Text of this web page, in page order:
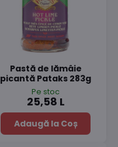
Pastă de lămâie
picantă Pataks 283g
Pe stoc
25,58 L
Adaugă la Coș